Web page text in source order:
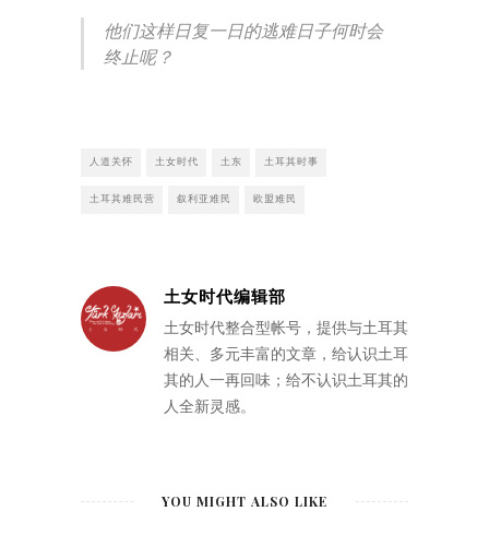
他们这样日复一日的逃难日子何时会
终止呢？
人道关怀 土女时代 土东 土耳其时事
土耳其难民营 叙利亚难民 欧盟难民
土女时代编辑部
土女时代整合型帐号，提供与土耳其
相关、多元丰富的文章，给认识土耳
其的人一再回味；给不认识土耳其的
人全新灵感。
YOU MIGHT ALSO LIKE